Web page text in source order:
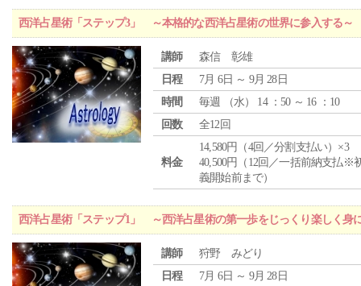
西洋占星術「ステップ3」 ～本格的な西洋占星術の世界に参入する～
講師
森信 彰雄
日程
7月 6日 ～ 9月 28日
時間
毎週 （水） 14 ：50 ～ 16 ：10
回数
全12回
料金
14,580円（4回／分割支払い）×3
40,500円（12回／一括前納支払※
義開始前まで）
西洋占星術「ステップ1」 ～西洋占星術の第一歩をじっくり楽しく身
講師
狩野 みどり
日程
7月 6日 ～ 9月 28日